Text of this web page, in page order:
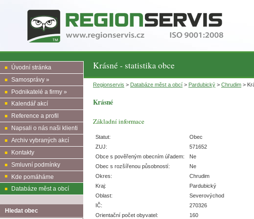
Krásné - statistika obce
Úvodní stránka
Samosprávy »
Podnikatelé a firmy »
Kalendář akcí
Reference a profil
Napsali o nás naši klienti
Archiv vybraných akcí
Kontakty
Smluvní podmínky
Kde pomáháme
Databáze měst a obcí
Hledat obec
Regionservis > Databáze měst a obcí > Pardubický > Chrudim >
Krásné
Základní informace
Statut:
Obec
ZUJ:
571652
Obce s pověřeným obecním úřadem:
Ne
Obec s rozšířenou působností:
Ne
Okres:
Chrudim
Kraj:
Pardubický
Oblast:
Severovýchod
IČ:
270326
Orientační počet obyvatel:
160